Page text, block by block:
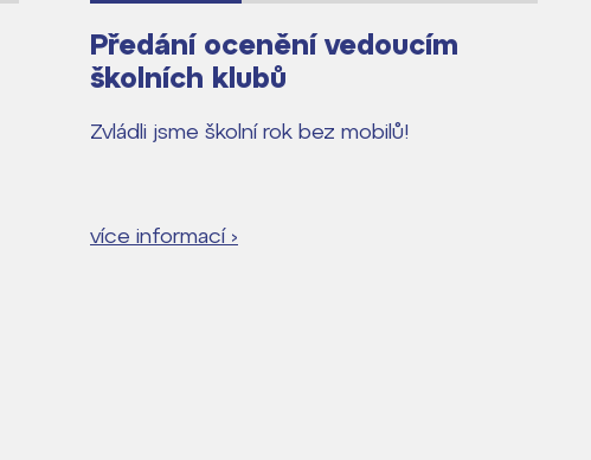
Předání ocenění vedoucím
školních klubů
Zvládli jsme školní rok bez mobilů!
více informací ›